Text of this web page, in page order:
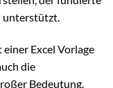
unterstützt.
Excel Vorlage
die
Bedeutung.